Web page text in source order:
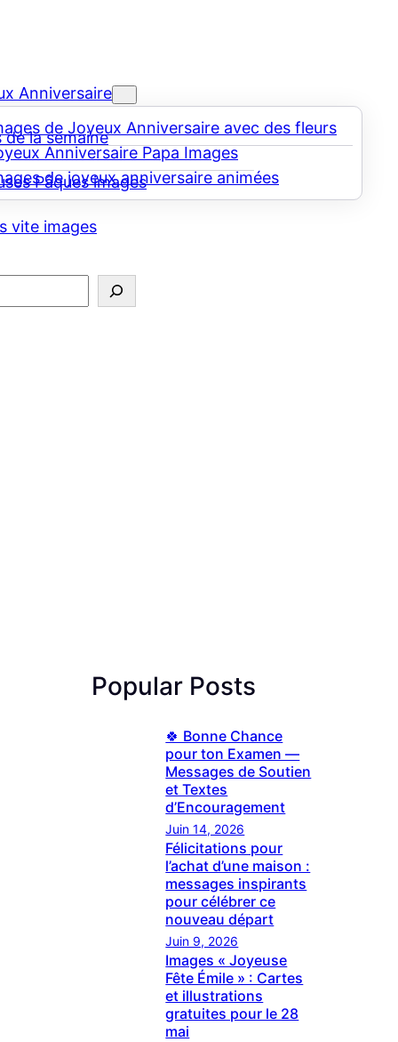
Anniversaire
de Joyeux Anniversaire avec des fleurs
Anniversaire Papa Images
de joyeux anniversaire animées
de la semaine
Pâques images
vite images
Popular Posts
🍀 Bonne Chance
pour ton Examen —
Messages de Soutien
et Textes
d’Encouragement
Juin 14, 2026
Félicitations pour
l’achat d’une maison :
messages inspirants
pour célébrer ce
nouveau départ
Juin 9, 2026
Images « Joyeuse
Fête Émile » : Cartes
et illustrations
gratuites pour le 28
mai